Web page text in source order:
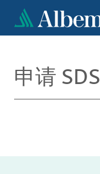
到
申请 SDS